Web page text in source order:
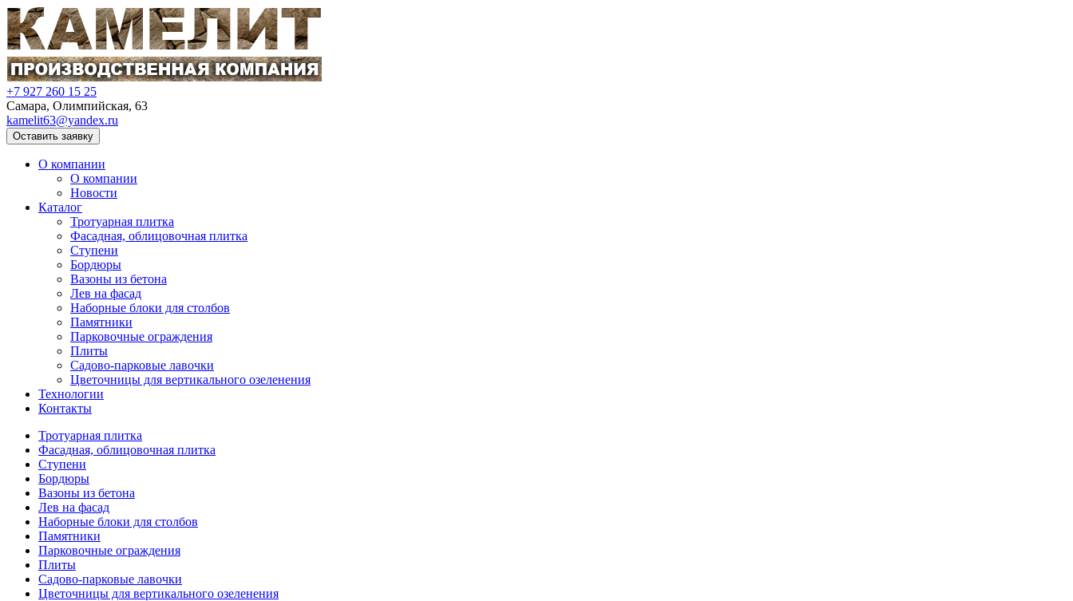
+7 927 260 15 25
Самара, Олимпийская, 63
kamelit63@yandex.ru
Оставить заявку
О компании
О компании
Новости
Каталог
Тротуарная плитка
Фасадная, облицовочная плитка
Ступени
Бордюры
Вазоны из бетона
Лев на фасад
Наборные блоки для столбов
Памятники
Парковочные ограждения
Плиты
Садово-парковые лавочки
Цветочницы для вертикального озеленения
Технологии
Контакты
Тротуарная плитка
Фасадная, облицовочная плитка
Ступени
Бордюры
Вазоны из бетона
Лев на фасад
Наборные блоки для столбов
Памятники
Парковочные ограждения
Плиты
Садово-парковые лавочки
Цветочницы для вертикального озеленения